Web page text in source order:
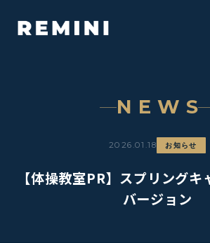
NEWS
2026.01.18 お知らせ
【体操教室PR】スプリング
バージョン